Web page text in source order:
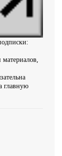
главную